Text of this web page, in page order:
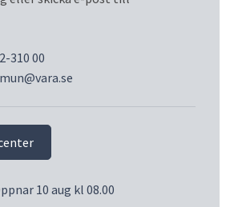
310 00
10 aug kl 08.00